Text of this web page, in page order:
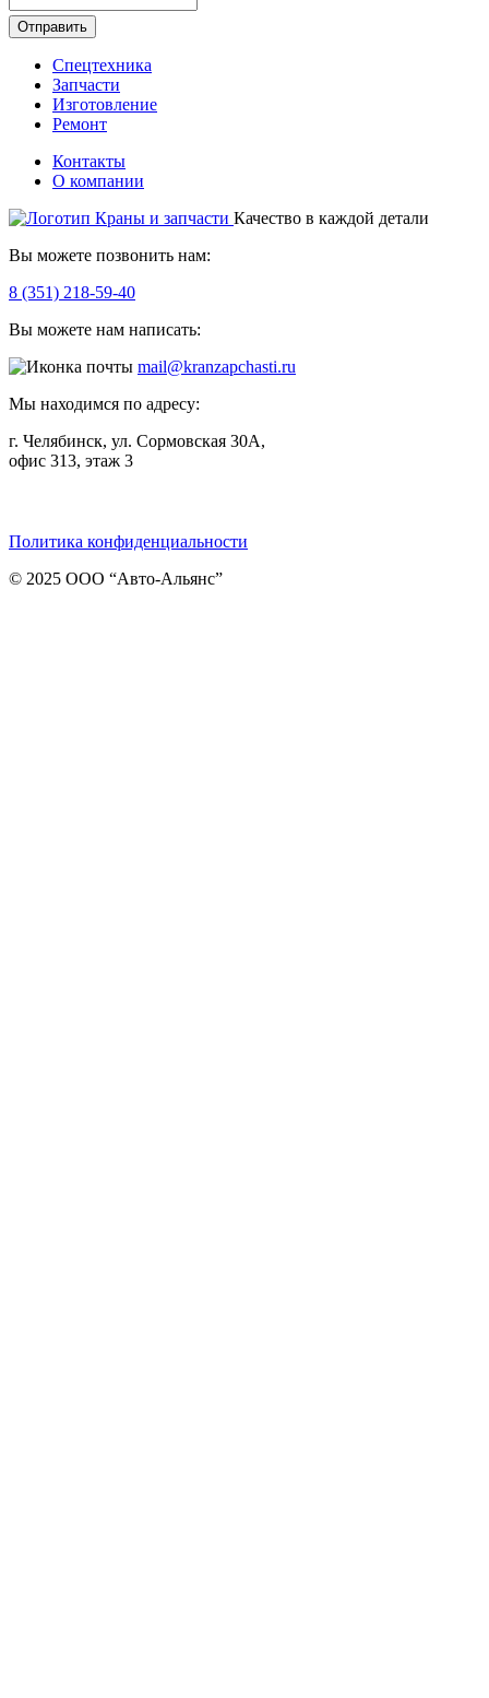
Отправить
Спецтехника
Запчасти
Изготовление
Ремонт
Контакты
О компании
Качество в каждой детали
Вы можете позвонить нам:
8 (351) 218-59-40
Вы можете нам написать:
mail@kranzapchasti.ru
Мы находимся по адресу:
г. Челябинск, ул. Сормовская 30А,
офис 313, этаж 3
Политика конфиденциальности
© 2025 ООО “Авто-Альянс”